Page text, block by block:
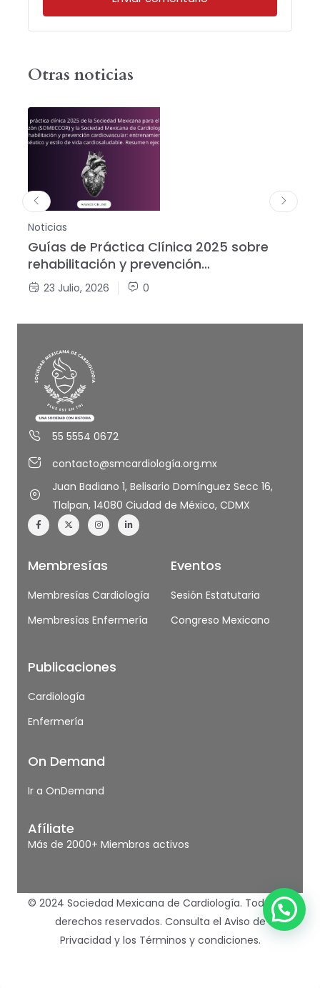
Otras noticias
Noticias
Guías de Práctica Clínica 2025 sobre
rehabilitación y prevención
cardiovascular
23 Julio, 2026 0
55 5554 0672
contacto@smcardiología.org.mx
Juan Badiano 1, Belisario Domínguez Secc 16,
Tlalpan, 14080 Ciudad de México, CDMX
Membresías
Membresías Cardiología
Membresías Enfermería
Publicaciones
Cardiología
Enfermería
Eventos
Sesión Estatutaria
Congreso Mexicano
On Demand
Ir a OnDemand
Afíliate
Más de 2000+ Miembros activos
© 2024 Sociedad Mexicana de Cardiología. Todos los
derechos reservados. Consulta el Aviso de
Privacidad y los Términos y condiciones.